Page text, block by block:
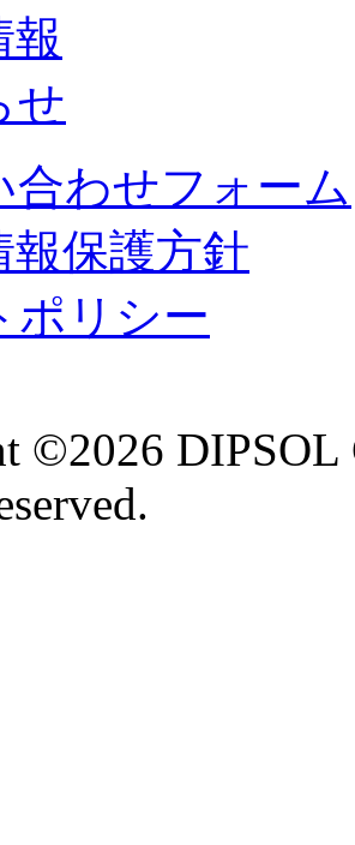
報
せ
合わせフォーム
報保護方針
ポリシー
©2026